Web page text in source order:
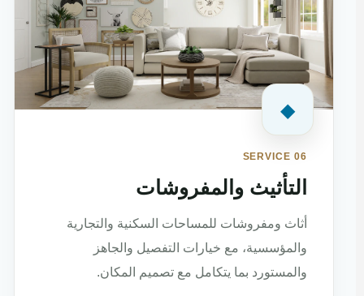
◆
SERVICE 06
التأثيث والمفروشات
أثاث ومفروشات للمساحات السكنية والتجارية
والمؤسسية، مع خيارات التفصيل والجاهز
والمستورد بما يتكامل مع تصميم المكان.